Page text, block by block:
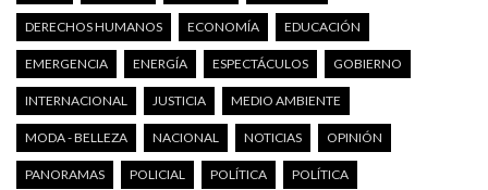
DERECHOS HUMANOS ECONOMÍA EDUCACIÓN
EMERGENCIA ENERGÍA ESPECTÁCULOS GOBIERNO
INTERNACIONAL JUSTICIA MEDIO AMBIENTE
MODA - BELLEZA NACIONAL NOTICIAS OPINIÓN
PANORAMAS POLICIAL POLÍTICA POLÍTICA